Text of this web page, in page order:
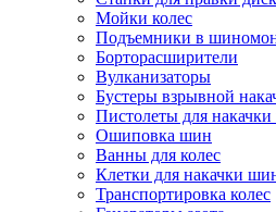
Мойки колес
Подъемники в
Борторасширители
Вулканизаторы
Бустеры взрывной
Пистолеты для
Ошиповка шин
Ванны для колес
Клетки для накачки
Транспортировка колес